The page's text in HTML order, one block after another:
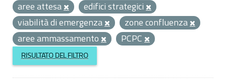
aree attesa
edifici strategici
viabilità di emergenza
zone confluenza
aree ammassamento
PCPC
RISULTATO DEL FILTRO